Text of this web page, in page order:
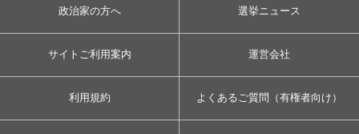
政治家の方へ 選挙ニュース
サイトご利用案内 運営会社
利用規約 よくあるご質問（有権者向け）